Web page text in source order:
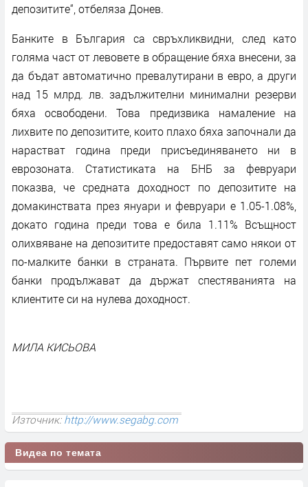
депозитите“, отбеляза Донев.
Банките в България са свръхликвидни, след като
голяма част от левовете в обращение бяха внесени, за
да бъдат автоматично превалутирани в евро, а други
над 15 млрд. лв. задължителни минимални резерви
бяха освободени. Това предизвика намаление на
лихвите по депозитите, които плахо бяха започнали да
нарастват година преди присъединяването ни в
еврозоната. Статистиката на БНБ за февруари
показва, че средната доходност по депозитите на
домакинствата през януари и февруари е 1.05-1.08%,
докато година преди това е била 1.11% Всъщност
олихвяване на депозитите предоставят само някои от
по-малките банки в страната. Първите пет големи
банки продължават да държат спестяванията на
клиентите си на нулева доходност.
МИЛА КИСЬОВА
Източник:http://www.segabg.com
Видеа по темата